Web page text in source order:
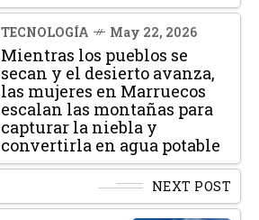
TECNOLOGÍA May 22, 2026
Mientras los pueblos se
secan y el desierto avanza,
las mujeres en Marruecos
escalan las montañas para
capturar la niebla y
convertirla en agua potable
NEXT POST